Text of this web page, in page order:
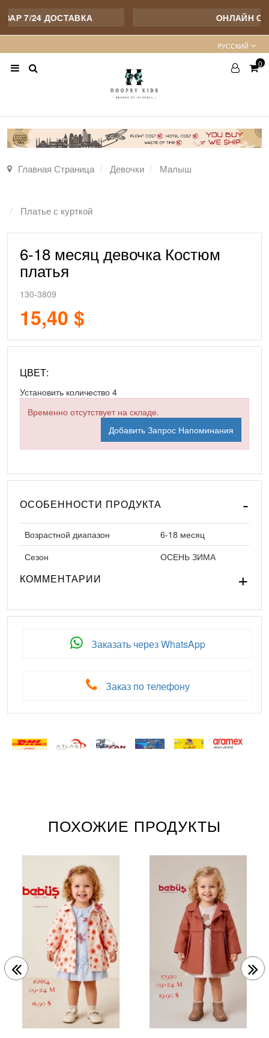
7/24 ДОСТАВКА ОНЛАЙН
PУССКИЙ
0
Главная Страница Девочки Малыш
Платье с курткой
6-18 месяц девочка Костюм
платья
130-3809
15,40 $
ЦВЕТ:
Установить количество 4
Временно отсутствует на складе.
Добавить Запрос Напоминания
ОСОБЕННОСТИ ПРОДУКТА
Возрастной диапазон
6-18 месяц
Сезон
ОСЕНЬ ЗИМА
КОММЕНТАРИИ
Заказать через WhatsApp
Заказ по телефону
ПОХОЖИЕ ПРОДУКТЫ